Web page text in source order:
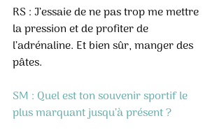
RS : J’essaie de ne pas trop me mettre
la pression et de profiter de
l’adrénaline. Et bien sûr, manger des
pâtes.
SM : Quel est ton souvenir sportif le
plus marquant jusqu’à présent ?